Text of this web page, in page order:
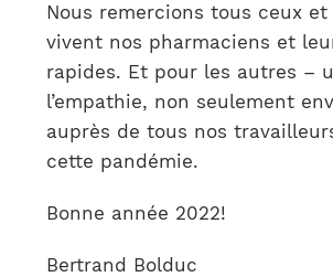
Nous remercions tous ceux
vivent nos pharmaciens et
rapides. Et pour les autres –
l’empathie, non seulement
auprès de tous nos
cette pandémie.
Bonne année 2022!
Bertrand Bolduc